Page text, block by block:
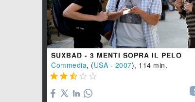
SUXBAD - 3 MENTI SOPRA IL PELO
Commedia, (USA - 2007), 114 min.
    